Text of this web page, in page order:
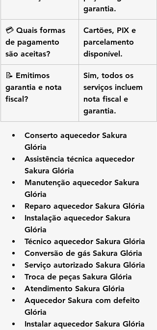
garantia.
💳 Quais formas
de pagamento
são aceitas?
Cartões, PIX e
parcelamento
disponível.
📝 Emitimos
garantia e nota
fiscal?
Sim, todos os
serviços incluem
nota fiscal e
garantia.
Conserto aquecedor Sakura
Glória
Assistência técnica aquecedor
Sakura Glória
Manutenção aquecedor Sakura
Glória
Reparo aquecedor Sakura Glória
Instalação aquecedor Sakura
Glória
Técnico aquecedor Sakura Glória
Conversão de gás Sakura Glória
Serviço autorizado Sakura Glória
Troca de peças Sakura Glória
Atendimento Sakura Glória
Aquecedor Sakura com defeito
Glória
Instalar aquecedor Sakura Glória